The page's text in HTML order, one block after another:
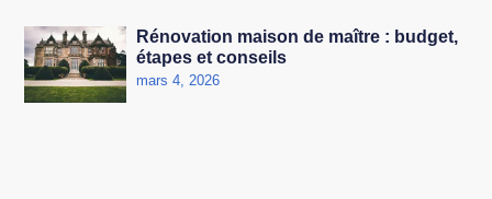
Rénovation maison de maître : budget,
étapes et conseils
mars 4, 2026